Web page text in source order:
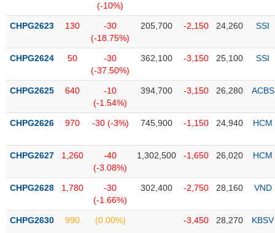
thị
trường
(-10%)
CHPG2623 130
-30
(-18.75%)
205,700 -2,150 24,260 SSI
CHPG2624 50
-30
(-37.50%)
362,100 -3,150 25,100 SSI
CHPG2625 640
-10
(-1.54%)
394,700 -3,150 26,280 ACBS
CHPG2626 970 -30 (-3%) 745,900 -1,150 24,940 HCM
CHPG2627 1,260
-40
(-3.08%)
1,302,500 -1,650 26,020 HCM
CHPG2628 1,780
-30
(-1.66%)
302,400 -2,750 28,160 VND
CHPG2630 990 (0.00%) -3,450 28,270 KBSV
DÙNG
THIẾT
YẾU
TIÊU
THIẾT
YẾU
CHĂM